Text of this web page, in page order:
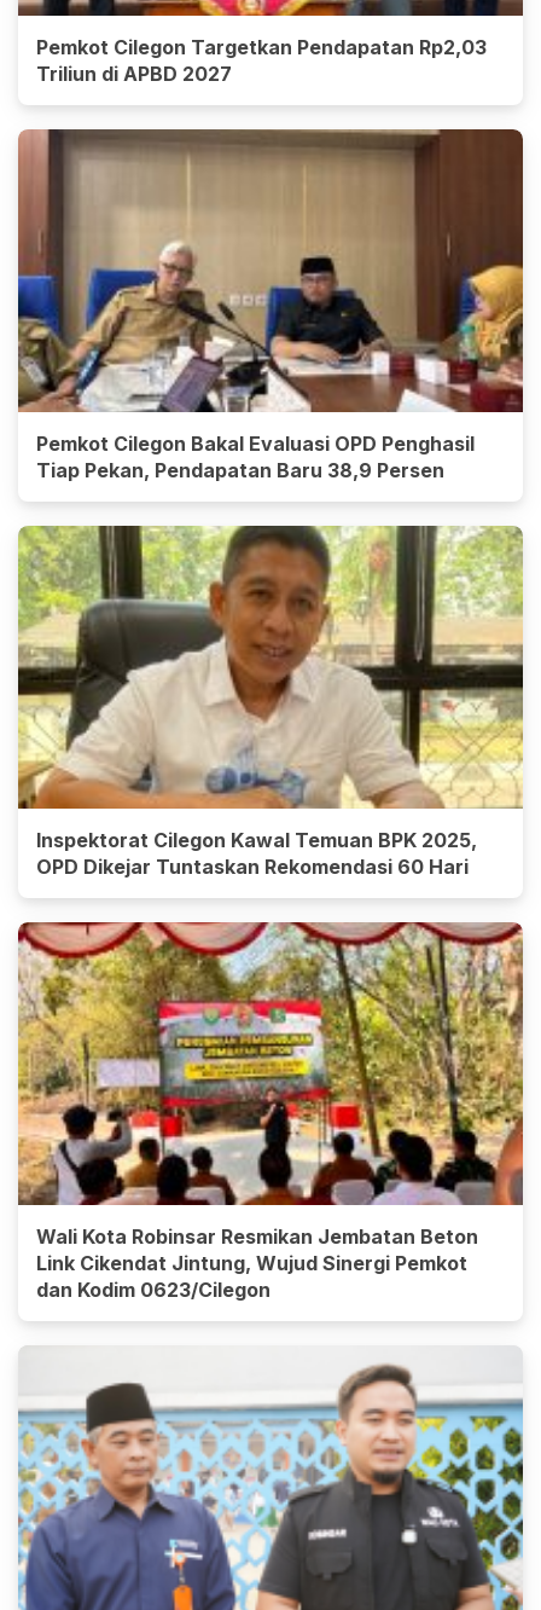
Pemkot Cilegon Targetkan Pendapatan Rp2,03
Triliun di APBD 2027
Pemkot Cilegon Bakal Evaluasi OPD Penghasil
Tiap Pekan, Pendapatan Baru 38,9 Persen
Inspektorat Cilegon Kawal Temuan BPK 2025,
OPD Dikejar Tuntaskan Rekomendasi 60 Hari
Wali Kota Robinsar Resmikan Jembatan Beton
Link Cikendat Jintung, Wujud Sinergi Pemkot
dan Kodim 0623/Cilegon